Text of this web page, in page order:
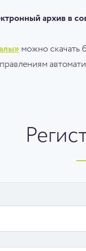
архив в
можно скачать